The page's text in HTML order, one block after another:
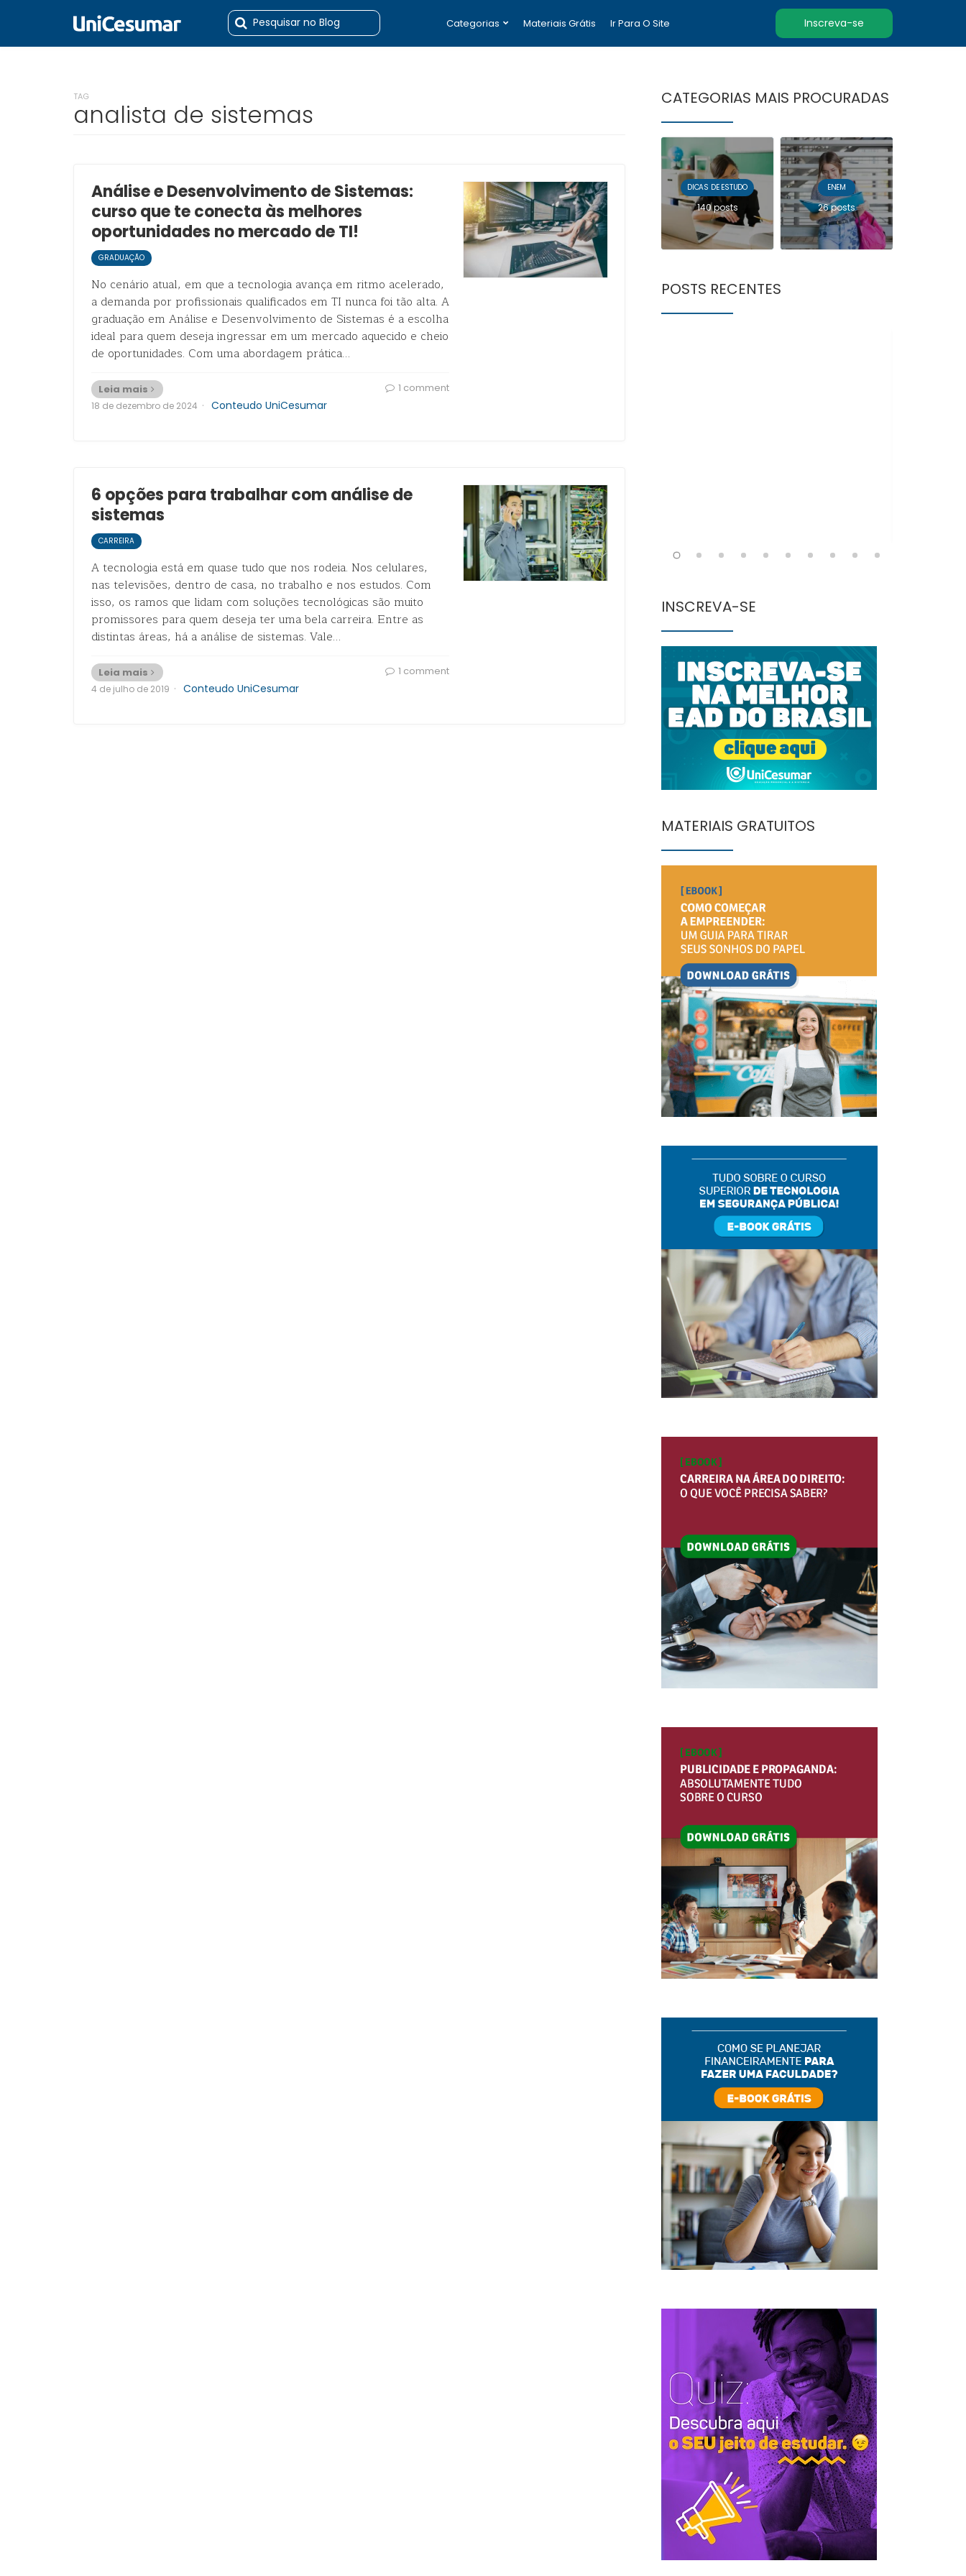
Categorias Materiais Grátis Ir Para O Site Inscreva-se
TAG
analista de sistemas
Análise e Desenvolvimento de Sistemas:
curso que te conecta às melhores
oportunidades no mercado de TI!
GRADUAÇÃO
No cenário atual, em que a tecnologia avança em ritmo acelerado,
a demanda por profissionais qualificados em TI nunca foi tão alta. A
graduação em Análise e Desenvolvimento de Sistemas é a escolha
ideal para quem deseja ingressar em um mercado aquecido e cheio
de oportunidades. Com uma abordagem prática…
Leia mais 1 comment
18 de dezembro de 2024 · Conteudo UniCesumar
6 opções para trabalhar com análise de
sistemas
CARREIRA
A tecnologia está em quase tudo que nos rodeia. Nos celulares,
nas televisões, dentro de casa, no trabalho e nos estudos. Com
isso, os ramos que lidam com soluções tecnológicas são muito
promissores para quem deseja ter uma bela carreira. Entre as
distintas áreas, há a análise de sistemas. Vale…
Leia mais 1 comment
4 de julho de 2019 · Conteudo UniCesumar
CATEGORIAS MAIS PROCURADAS
DICAS DE ESTUDO
140 posts
ENEM
26 posts
POSTS RECENTES
INSCREVA-SE
MATERIAIS GRATUITOS